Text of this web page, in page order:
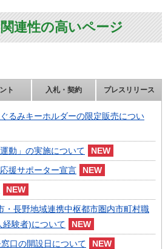
連性の高いページ
ト 入札・契約 プレスリリース
るみキーホルダーの限定販売につい
動」の実施について
援サポーター宣言
長野地域連携中枢都市圏内市町村職
経験者)について
口の開設日について